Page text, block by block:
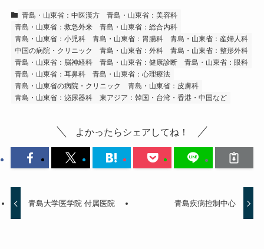
青島・山東省：中医漢方
青島・山東省：美容科
青島・山東省：救急外来
青島・山東省：総合内科
青島・山東省：小児科
青島・山東省：胃腸科
青島・山東省：産婦人科
中国の病院・クリニック
青島・山東省：外科
青島・山東省：整形外科
青島・山東省：脳神経科
青島・山東省：健康診断
青島・山東省：眼科
青島・山東省：耳鼻科
青島・山東省：心理療法
青島・山東省の病院・クリニック
青島・山東省：皮膚科
青島・山東省：泌尿器科
東アジア：韓国・台湾・香港・中国など
よかったらシェアしてね！
青島大学医学院 付属医院 青島疾病控制中心